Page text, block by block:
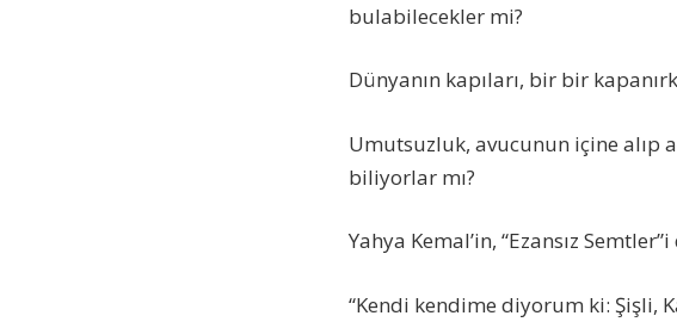
bulabilecekler mi?
Dünyanın kapıları, bir bir
Umutsuzluk, avucunun içine alıp
biliyorlar mı?
Yahya Kemal’in, “Ezansız
“Kendi kendime diyorum ki: Şişli,